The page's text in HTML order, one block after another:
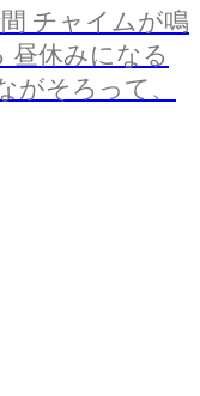
チャイムが鳴
昼休みになる
がそろって、